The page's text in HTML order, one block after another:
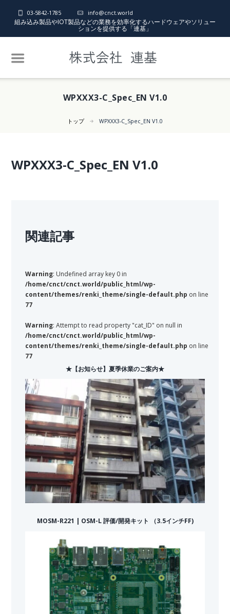
03-5842-1785 info@cnct.world
組み込み製品やIOT製品などの業務を効率化するハードウェアやソリュー
ションを提供する「連基」
WPXXX3-C_Spec_EN V1.0
トップ WPXXX3-C_Spec_EN V1.0
WPXXX3-C_Spec_EN V1.0
関連記事
Warning: Undefined array key 0 in
/home/cnct/cnct.world/public_html/wp-
content/themes/renki_theme/single-default.php on line
77
Warning: Attempt to read property "cat_ID" on null in
/home/cnct/cnct.world/public_html/wp-
content/themes/renki_theme/single-default.php on line
77
★【お知らせ】夏季休業のご案内★
MOSM-R221 | OSM-L 評価/開発キット （3.5インチFF)